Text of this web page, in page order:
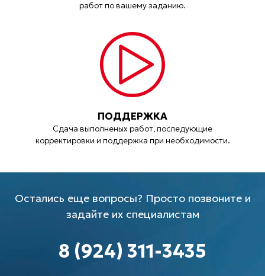
работ по вашему заданию.
ПОДДЕРЖКА
Сдача выполненых работ, последующие
корректировки и поддержка при необходимости.
Остались еще вопросы? Просто позвоните и
задайте их специалистам
8 (924) 311-3435